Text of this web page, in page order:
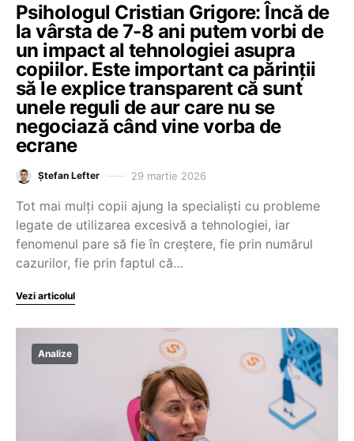
Psihologul Cristian Grigore: Încă de
la vârsta de 7-8 ani putem vorbi de
un impact al tehnologiei asupra
copiilor. Este important ca părinții
să le explice transparent că sunt
unele reguli de aur care nu se
negociază când vine vorba de
ecrane
Ștefan Lefter 29 martie 2026
Tot mai mulți copii ajung la specialiști cu probleme
legate de utilizarea excesivă a tehnologiei, iar
fenomenul pare să fie în creștere, fie prin numărul
cazurilor, fie prin faptul că…
Vezi articolul
Analize